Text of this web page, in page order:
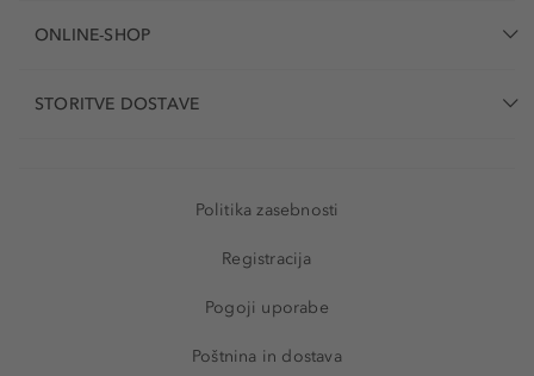
ONLINE-SHOP
STORITVE DOSTAVE
Politika zasebnosti
Registracija
Pogoji uporabe
Poštnina in dostava